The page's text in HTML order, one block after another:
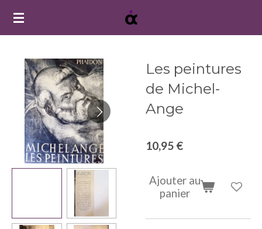
Passer
principal
Les peintures
de Michel-
Ange
10,95 €
Ajouter au
panier